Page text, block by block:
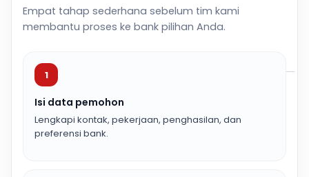
Empat tahap sederhana sebelum tim kami
membantu proses ke bank pilihan Anda.
1
Isi data pemohon
Lengkapi kontak, pekerjaan, penghasilan, dan
preferensi bank.